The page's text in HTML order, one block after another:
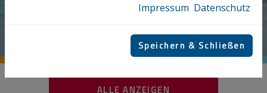
INTERNATIONAL
ALLE ANZEIGEN
Impressum Datenschutz
Speichern & Schließen